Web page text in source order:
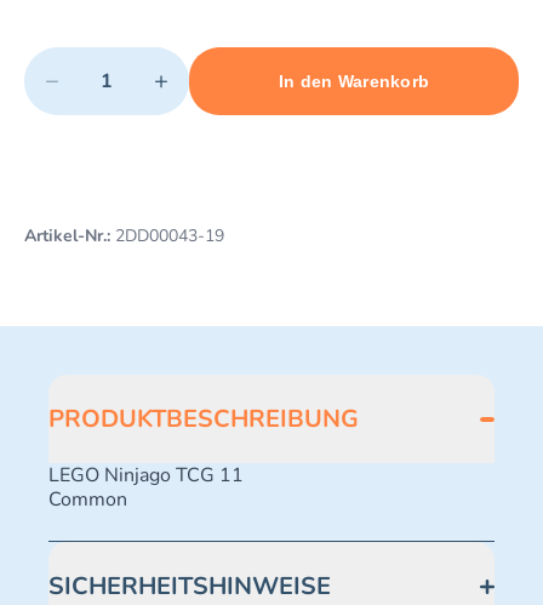
Quantity
− +
Minimum quantity: 1 Maximum quantity: 497
In den Warenkorb
Add 1 item to cart
Artikel-Nr.: 2DD00043-19
PRODUKTBESCHREIBUNG
LEGO Ninjago TCG 11
Common
SICHERHEITSHINWEISE